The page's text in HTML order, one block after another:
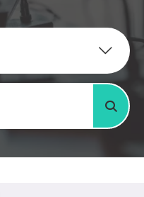
搜尋